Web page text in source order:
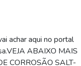
achar aqui no portal
ABAIXO MAIS
CORROSÃO SALT-